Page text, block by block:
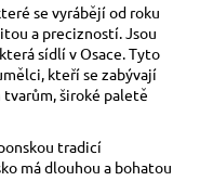
se vyrábějí od roku
a precizností. Jsou
sídlí v Osace. Tyto
kteří se zabývají
široké paletě
tradicí
má dlouhou a bohatou